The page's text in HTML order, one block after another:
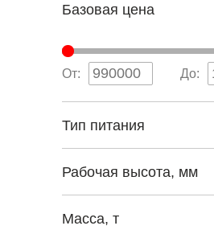
Базовая цена
От: До:
Тип питания
Рабочая высота, мм
Масса, т